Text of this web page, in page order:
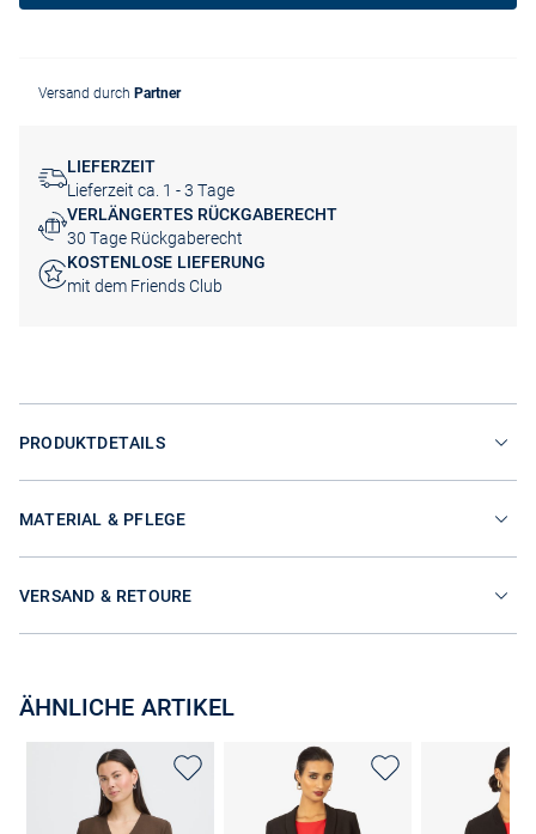
Versand durch Partner
LIEFERZEIT
Lieferzeit ca. 1 - 3 Tage
VERLÄNGERTES RÜCKGABERECHT
30 Tage Rückgaberecht
KOSTENLOSE LIEFERUNG
mit dem Friends Club
PRODUKTDETAILS
MATERIAL & PFLEGE
VERSAND & RETOURE
ÄHNLICHE ARTIKEL